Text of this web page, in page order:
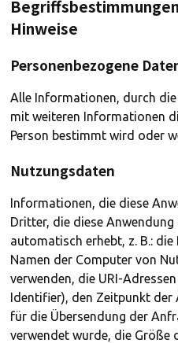
Hinweise
Personenbezogene
Alle Informationen, durch
mit weiteren Informationen
Person bestimmt wird oder
Nutzungsdaten
Informationen, die diese
Dritter, die diese Anwendung
automatisch erhebt, z. B.:
Namen der Computer von
verwenden, die URI-
Identifier), den Zeitpunkt der
für die Übersendung der
verwendet wurde, die Größe